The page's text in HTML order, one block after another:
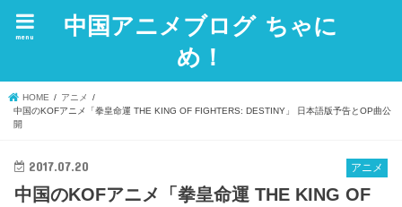
中国アニメブログ ちゃに
め！
menu
HOME
アニメ
中国のKOFアニメ「拳皇命運 THE KING OF FIGHTERS: DESTINY」 日本語版予告とOP曲公
開
アニメ
2017.07.20
中国のKOFアニメ「拳皇命運 THE KING OF